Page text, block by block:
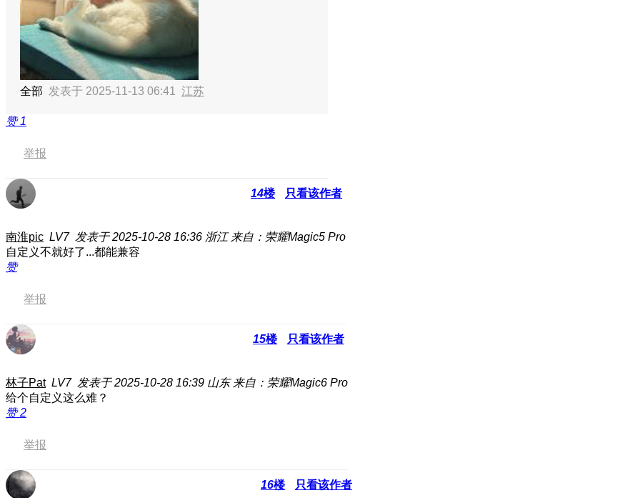
全部 发表于 2025-11-13 06:41 江苏
赞1
举报
14楼 只看该作者
南淮pic LV7 发表于 2025-10-28 16:36 浙江 来自：荣耀Magic5 Pro
自定义不就好了...都能兼容
赞
举报
15楼 只看该作者
林子Pat LV7 发表于 2025-10-28 16:39 山东 来自：荣耀Magic6 Pro
给个自定义这么难？
赞2
举报
16楼 只看该作者